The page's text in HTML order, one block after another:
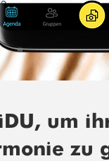
um
zu